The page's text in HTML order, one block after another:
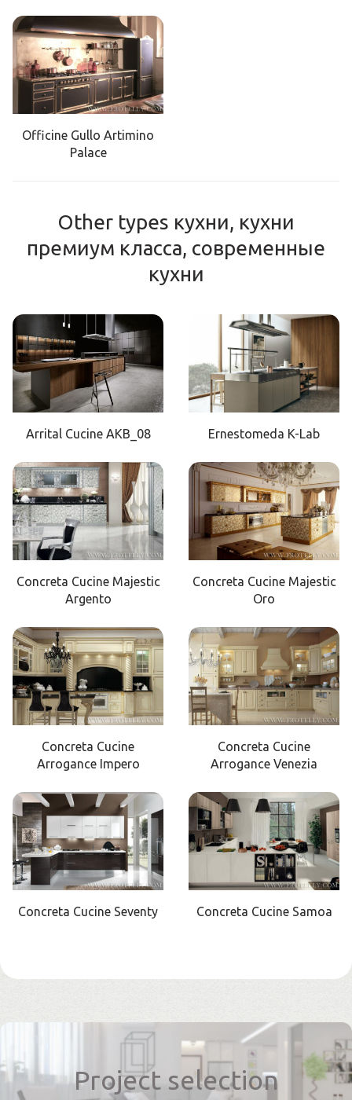
Officine Gullo Artimino
Palace
Other types кухни, кухни
премиум класса, современные
кухни
Arrital Cucine AKB_08 Ernestomeda K-Lab
Concreta Cucine Majestic
Argento
Concreta Cucine Majestic
Oro
Concreta Cucine
Arrogance Impero
Concreta Cucine
Arrogance Venezia
Concreta Cucine Seventy Concreta Cucine Samoa
Project selection